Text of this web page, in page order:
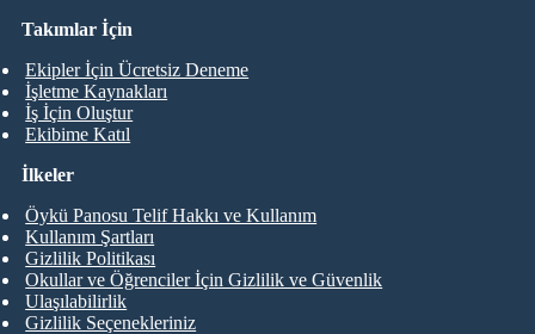
Takımlar İçin
Ekipler İçin Ücretsiz Deneme
İşletme Kaynakları
İş İçin Oluştur
Ekibime Katıl
İlkeler
Öykü Panosu Telif Hakkı ve Kullanım
Kullanım Şartları
Gizlilik Politikası
Okullar ve Öğrenciler İçin Gizlilik ve Güvenlik
Ulaşılabilirlik
Gizlilik Seçenekleriniz